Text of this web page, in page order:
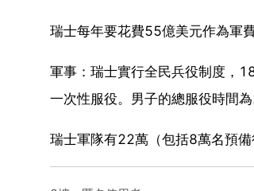
瑞士每年要花費55億美元作為軍
軍事：瑞士實行全民兵役制度，
一次性服役。男子的總服役時間
瑞士軍隊有22萬（包括8萬名預